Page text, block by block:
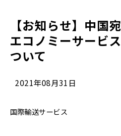
OCSが選ば
お役立
【お知らせ】中国宛
エコノミーサービ
ついて
2021年08月31日
国際輸送サービス